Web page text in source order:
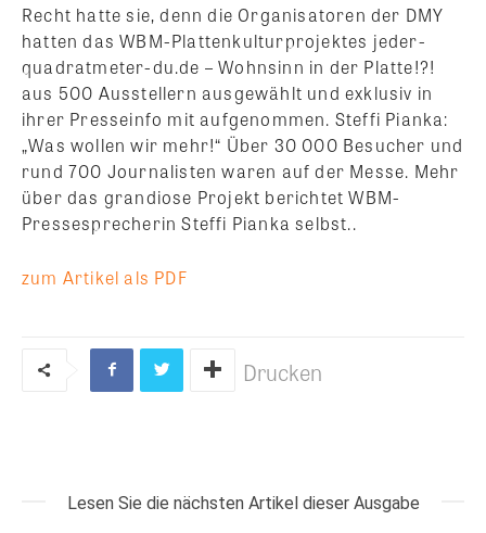
Recht hatte sie, denn die Organisatoren der DMY
hatten das WBM-Plattenkulturprojektes jeder-
quadratmeter-du.de – Wohnsinn in der Platte!?!
aus 500 Ausstellern ausgewählt und exklusiv in
ihrer Presseinfo mit aufgenommen. Steffi Pianka:
„Was wollen wir mehr!“ Über 30 000 Besucher und
rund 700 Journalisten waren auf der Messe. Mehr
über das grandiose Projekt berichtet WBM-
Pressesprecherin Steffi Pianka selbst..
zum Artikel als PDF
Drucken
Lesen Sie die nächsten Artikel dieser Ausgabe